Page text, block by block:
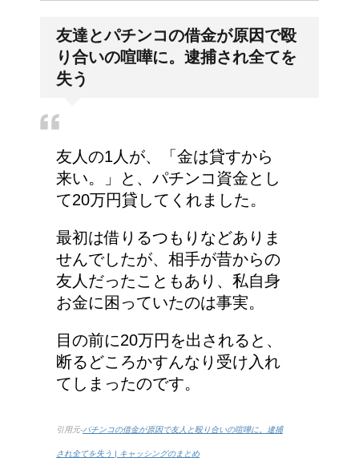
や予兆の3パターン
2か所の場合はどうなる
の？
女装とは違う!!男性のス
カート・ファッションは
勇気がいる！
車に子供を3人乗せる場
合は普通車？もしくはワ
ゴン？
友達とパチンコの借金が原因で殴
り合いの喧嘩に。逮捕され全てを
失う
友人の1人が、「金は貸すから
来い。」と、パチンコ資金とし
て20万円貸してくれました。
最初は借りるつもりなどありま
せんでしたが、相手が昔からの
友人だったこともあり、私自身
お金に困っていたのは事実。
目の前に20万円を出されると、
断るどころかすんなり受け入れ
てしまったのです。
引用元-パチンコの借金が原因で友人と殴り合いの喧嘩に。逮捕
され全てを失う | キャッシングのまとめ